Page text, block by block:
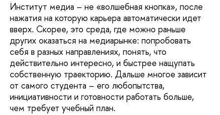
Институт медиа – не «волшебная кнопка», после
нажатия на которую карьера автоматически идет
вверх. Скорее, это среда, где можно раньше
других оказаться на медиарынке: попробовать
себя в разных направлениях, понять, что
действительно интересно, и быстрее нащупать
собственную траекторию. Дальше многое зависит
от самого студента – его любопытства,
инициативности и готовности работать больше,
чем требует учебный план.